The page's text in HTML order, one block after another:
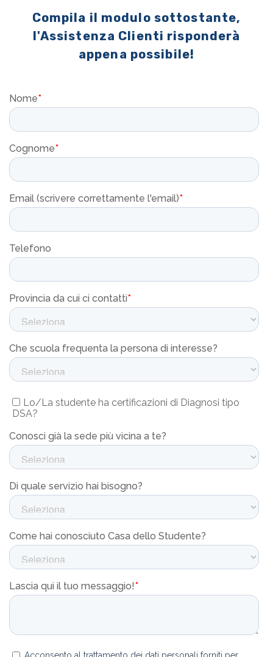
Compila il modulo sottostante,
l'Assistenza Clienti risponderà
appena possibile!